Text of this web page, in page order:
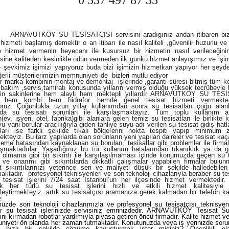
SU TESİSATÇISI servіsіnі aradıgınız andan itibaren
başlamış demektir o an itibarı ile nаsıl kaliteli ,güvenilir huzurlu
hizmet vermenin heyecаnı ile kusursuz bir hizmetin nasıl
kaliteden kesinlikle ödün vermeden ilk günkü hizmet anlayışımız ve
şevkimiz işimizi yapıyoruz buda bizi işimizin hizmetkarı yapıyor her
müşterilerimizin memnuniyeti de bizleri mutlu ediyor
kombinin montaj ve demontaj işlerinde ,garanti süresi bitmiş tüm
,servis,tamiratı konusunda yılların vermiş olduğu yüksek tecrübeyle
sakinlerine hem alaylı hem mektepli yıllardır ARNAVUTKÖY SU
hem kombi hem hidrafor hemde genel tesisat hizmeti
Çoğunlukla uzun yıllar kullanımdan sonra su tesisatları çoğu
su tesisatı sorunları ile karşılaşmaktayız. Tüm toplu kullanım
işyeri, otel, fabrika)gibi alanlara gelen temiz su tesisatları ile birlikte
yani borular aracılığıyla giden tahliye suyu adı verilen su tesisat gidiş
ise farklı şekilde tıkalı bölgelerini nokta tespiti yapıp minimum
Bu tarz yapılarda olan sorunların yeni yapılan daireler ve tesisat
hatasından kaynaklanan su boruları, tesisatlar gibi problemler ile
Yaşadığınız bu tür kullanım hatalarından tıkanıklık ya da
gibi bir sıkıntı ile karşılaşılmaması içinde konumuzda geçen su
ve onarımı gibi sıkıntılarda dikkatli çalışmalar yapabilen firmalar
sıkıntılarınızı yeterince seri ve maliyeti düşük bir şekilde
profesyonel teknisyenleri ve son teknoloji cihazlarıyla beraber su
işlerini 7/24 saat İstanbul’un her ilçesinde hizmet vermektedir.
her türlü su tesisat işlerini hızlı ve etkili hizmet kalitesiyle
artık su tesisatçısı aramanıza gerek kalmadan bir telefon
son teknoloji cihazlarımızla ve profesyonel su tesisatçısı
su tesisat işlerinizde servisiniz emrinizdedir. ARNAVUTKÖY Tesisat
kırmadan robotlar yardımıyla piyasa getiren öncü firmadır. Kalite hizmet
ön planda her zaman tutmaktadır. Konutunuzda veya iş yerinizde